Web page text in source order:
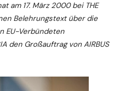
am 17. März 2000 bei THE
Belehrungstext über die
EU-Verbündeten
den Großauftrag von AIRBUS